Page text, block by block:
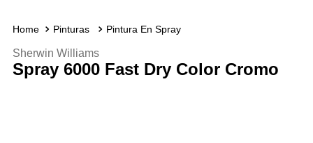
Pinturas Pintura En Spray
Sherwin Williams
Spray 6000 Fast Dry Color Cromo